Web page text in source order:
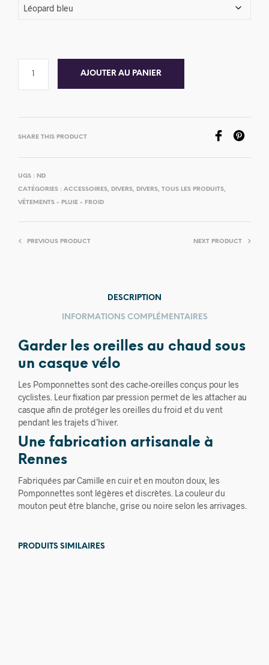
AJOUTER AU PANIER
SHARE THIS PRODUCT
UGS : ND
CATÉGORIES : ACCESSOIRES, DIVERS, DIVERS, TOUS LES PRODUITS,
VÊTEMENTS - PLUIE - FROID
PREVIOUS PRODUCT NEXT PRODUCT
DESCRIPTION
INFORMATIONS COMPLÉMENTAIRES
Garder les oreilles au chaud sous
un casque vélo
Les Pomponnettes sont des cache-oreilles conçus pour les
cyclistes. Leur fixation par pression permet de les attacher au
casque afin de protéger les oreilles du froid et du vent
pendant les trajets d’hiver.
Une fabrication artisanale à
Rennes
Fabriquées par Camille en cuir et en mouton doux, les
Pomponnettes sont légères et discrètes. La couleur du
mouton peut être blanche, grise ou noire selon les arrivages.
PRODUITS SIMILAIRES